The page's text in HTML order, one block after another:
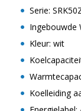
Serie:
Ingebouwde
Kleur: wit
Koelleiding